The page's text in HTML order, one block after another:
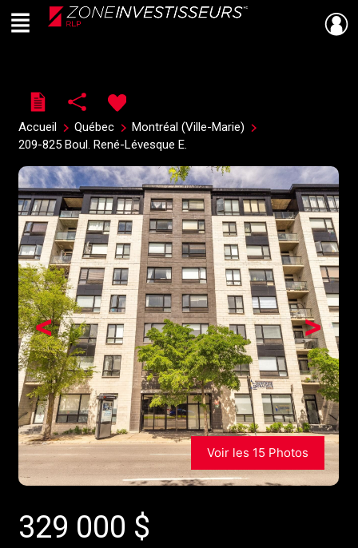
Live
En Direct
Menu
Accueil Québec
Montréal (Ville-Marie)
209-825 Boul. René-Lévesque E.
>
<
Voir les 15 Photos
329 000 $